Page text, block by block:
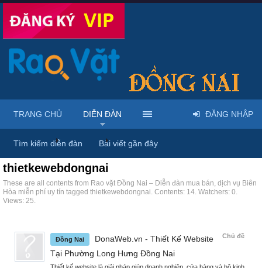
Trang chủ Diễn đàn Tags
thietkewebdongnai
These are all contents from Rao vặt Đồng Nai – Diễn đàn mua bán, dịch vụ Biên
Hòa miễn phí uy tín tagged thietkewebdongnai. Contents: 14. Watchers: 0.
Views: 25.
Chủ đề
Đồng Nai
DonaWeb.vn - Thiết Kế Website
Tại Phường Long Hưng Đồng Nai
TRANG CHỦ DIỄN ĐÀN
Tìm kiếm diễn đàn Bài viết gần đây
ĐĂNG NHẬP